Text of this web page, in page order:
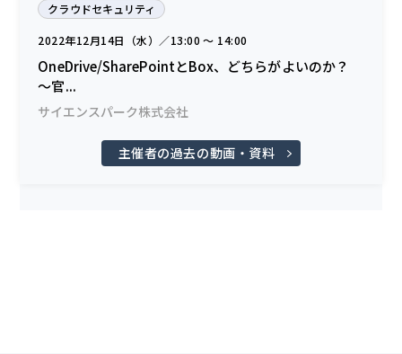
クラウドセキュリティ
2022年12月14日（水）／13:00 〜 14:00
OneDrive/SharePointとBox、どちらがよいのか？
〜官...
サイエンスパーク株式会社
主催者の過去の動画・資料